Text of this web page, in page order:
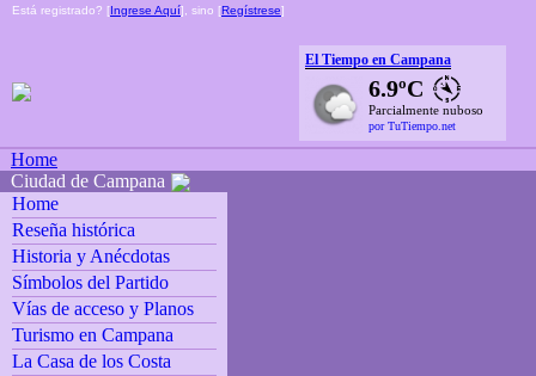
Está registrado? [Ingrese Aquí], sino [Regístrese]
El Tiempo en Campana
6.9ºC
Parcialmente nuboso
por TuTiempo.net
Home
Ciudad de Campana
Home
Reseña histórica
Historia y Anécdotas
Símbolos del Partido
Vías de acceso y Planos
Turismo en Campana
La Casa de los Costa